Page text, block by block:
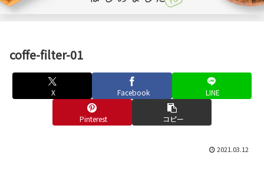
coffe-filter-01
X Facebook LINE
Pinterest コピー
2021.03.12